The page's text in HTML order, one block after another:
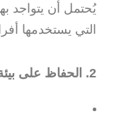
يُحتمل أن يتواجد
التي يستخدمها
2. الحفاظ على بيئة نظيفة ومستدامة